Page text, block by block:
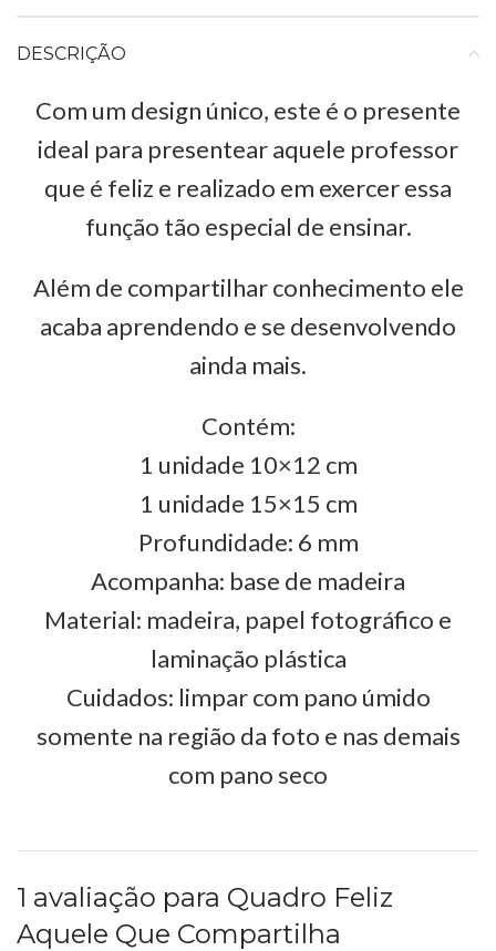
DESCRIÇÃO
Com um design único, este é o presente
ideal para presentear aquele professor
que é feliz e realizado em exercer essa
função tão especial de ensinar.
Além de compartilhar conhecimento ele
acaba aprendendo e se desenvolvendo
ainda mais.
Contém:
1 unidade 10×12 cm
1 unidade 15×15 cm
Profundidade: 6 mm
Acompanha: base de madeira
Material: madeira, papel fotográfico e
laminação plástica
Cuidados: limpar com pano úmido
somente na região da foto e nas demais
com pano seco
1 avaliação para Quadro Feliz
Aquele Que Compartilha